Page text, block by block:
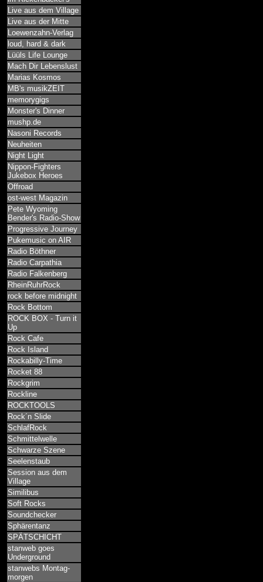
Live aus dem Village
Live aus der Mitte
Loewenzahn-Verlag
loud, hard & dark
Lüüls Life Lounge
Mach Dir Lebenslust
Marias Kosmos
MB's musikZEIT
memorygigs
Monster's Dinner
mushp.de
Nasoni Records
Neuheiten
Night Light
Nippon-Fighters
Jukebox Heroes
Offroad
ost-west Magazin
Pete Wyoming
Bender's Radio-Show
Progressive Journey
Pukemusic on AIR
Radio Böthner
Radio Carpathia
Radio Falkenberg
RheinRuhrRock
rock before midnight
Rock Bottom
ROCK BOX - Turn it
Up
Rock Cafe
Rock Island
Rockabilly-Time
Rocket 88
Rockgrim
Rockline
ROCKTOOLS
Rock´n Slide
SchlafRock
Schmittelwelle
Schwarze Szene
Seelenstaub
Session aus dem
Village
Similibus
Soft Rocks
Soundchecker
Sphärentanz
SPÄTSCHICHT
stanweb goes
Underground
stanwebs Montag-
morgen